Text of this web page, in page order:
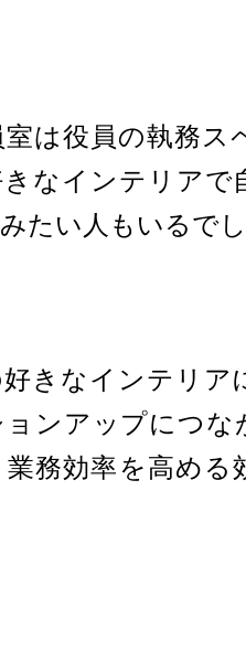
は役員の執務ス
なインテリアで
たい人もいるで
きなインテリア
ンアップにつな
務効率を高める